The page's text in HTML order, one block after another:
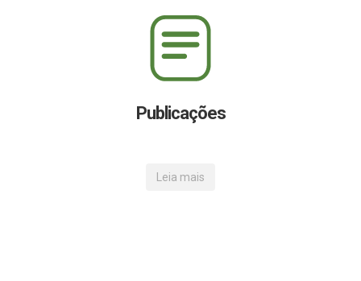
Publicações
Leia mais